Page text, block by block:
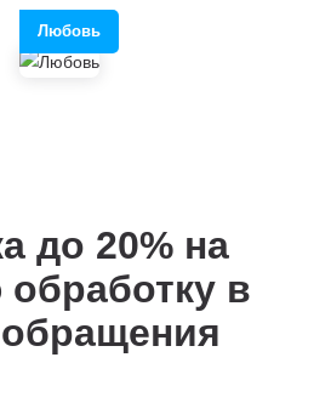
Любовь
до 20% на
в